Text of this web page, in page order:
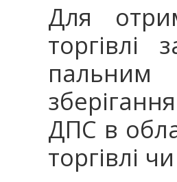
Для
торгівлі
пальним
ДПС в
торгівлі